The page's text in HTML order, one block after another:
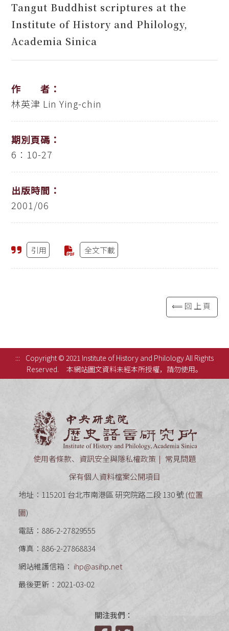
Tangut Buddhist scriptures at the
Institute of History and Philology,
Academia Sinica
作 者：
林英津 Lin Ying-chin
期別頁碼：
6：10-27
出版時間：
2001/06
引用 全文下載
⟸回上頁
:::
Copyright © 2021 Institute of History and Philology All Rights
Reserved.
本網站圖文資料未經本所授權，請勿使用。
使用者條款、資訊安全與隱私權政策
常見問題
保有個人資料檔案公開項目
地址：115201 台北市南港區 研究院路二段 130 號 (位置
圖)
電話：886-2-27829555
傳真：886-2-27868834
網站維護信箱： ihp@asihp.net
最後更新：2021-03-02
關注我們：